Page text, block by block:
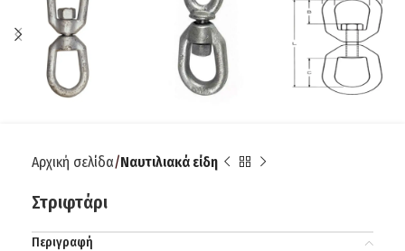
Αρχική σελίδα Ναυτιλιακά είδη
Στριφτάρι
Περιγραφή